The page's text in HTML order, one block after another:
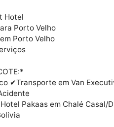
Hotel Pakaas
na piscina
Manhã
(opcional)
na piscina